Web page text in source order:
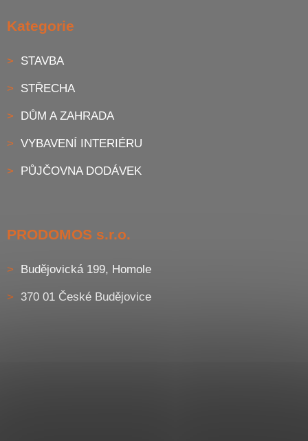
Kategorie
STAVBA
STŘECHA
DŮM A ZAHRADA
VYBAVENÍ INTERIÉRU
PŮJČOVNA DODÁVEK
PRODOMOS s.r.o.
Budějovická 199, Homole
370 01 České Budějovice